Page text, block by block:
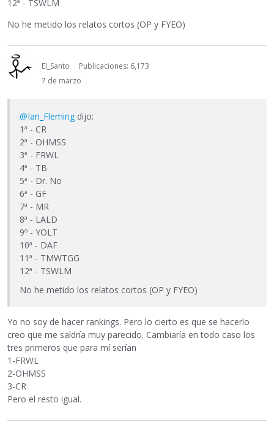
12ª - TSWLM
No he metido los relatos cortos (OP y FYEO)
El_Santo
Publicaciones: 6,173
7 de marzo
@Ian_Fleming dijo:
1ª - CR
2ª - OHMSS
3ª - FRWL
4ª - TB
5ª - Dr. No
6ª - GF
7ª - MR
8ª - LALD
9º - YOLT
10ª - DAF
11ª - TMWTGG
12ª - TSWLM
No he metido los relatos cortos (OP y FYEO)
Yo no soy de hacer rankings. Pero lo cierto es que se hacerlo
creo que me saldría muy parecido. Cambiaría en todo caso los
tres primeros que para mí serían
1-FRWL
2-OHMSS
3-CR
Pero el resto igual.